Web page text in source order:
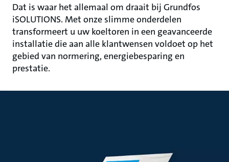
Dat is waar het allemaal om draait bij Grundfos
iSOLUTIONS. Met onze slimme onderdelen
transformeert u uw koeltoren in een geavanceerde
installatie die aan alle klantwensen voldoet op het
gebied van normering, energiebesparing en
prestatie.